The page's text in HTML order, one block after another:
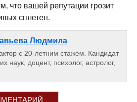
что вашей репутации грозит
сплетен.
Людмила
с 20-летним стажем. Кандидат
наук, доцент, психолог, астролог,